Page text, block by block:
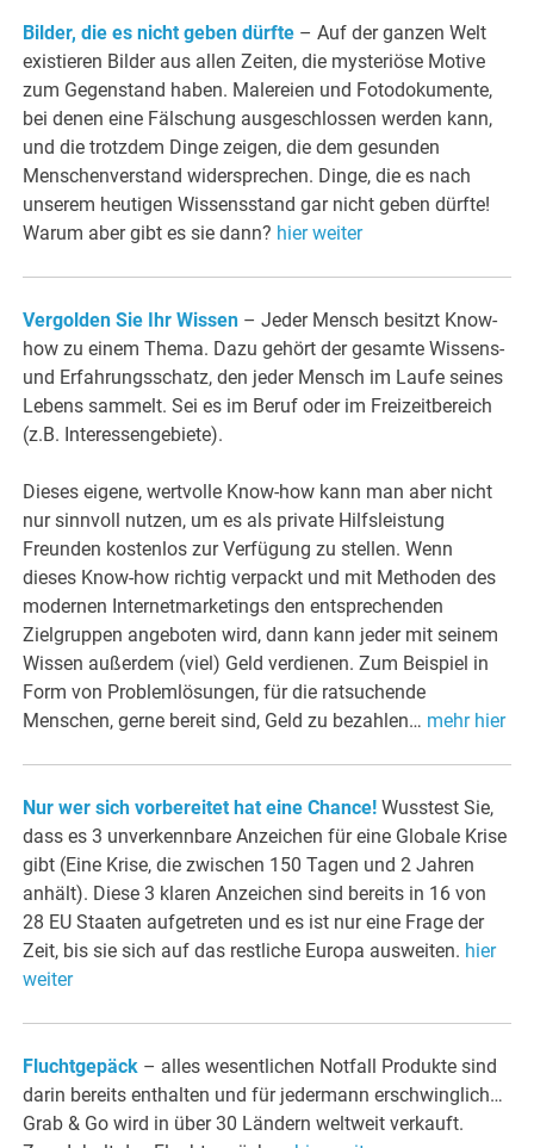
Bilder, die es nicht geben dürfte – Auf der ganzen Welt
existieren Bilder aus allen Zeiten, die mysteriöse­ Motive
zum Gegenstand haben. Malereien und Fotodokumente,
bei denen eine Fälschung ausgeschlossen werden kann,
und die trotzdem Dinge zeigen, die dem gesunden
Menschenverstand widersprechen. Dinge, die es nach
unserem heutigen Wissensstand gar nicht geben dürfte!
Warum aber gibt es sie dann? hier weiter
Vergolden Sie Ihr Wissen – Jeder Mensch besitzt Know-
how zu einem Thema. Dazu gehört der gesamte Wissens-
und Erfahrungsschatz, den jeder Mensch im Laufe seines
Lebens sammelt. Sei es im Beruf oder im Freizeitbereich
(z.B. Interessengebiete).
Dieses eigene, wertvolle Know-how kann man aber nicht
nur sinnvoll nutzen, um es als private Hilfsleistung
Freunden kostenlos zur Verfügung zu stellen. Wenn
dieses Know-how richtig verpackt und mit Methoden des
modernen Internetmarketings den entsprechenden
Zielgruppen angeboten wird, dann kann jeder mit seinem
Wissen außerdem (viel) Geld verdienen. Zum Beispiel in
Form von Problemlösungen, für die ratsuchende
Menschen, gerne bereit sind, Geld zu bezahlen… mehr hier
Nur wer sich vorbereitet hat eine Chance! Wusstest Sie,
dass es 3 unverkennbare Anzeichen für eine Globale Krise
gibt (Eine Krise, die zwischen 150 Tagen und 2 Jahren
anhält). Diese 3 klaren Anzeichen sind bereits in 16 von
28 EU Staaten aufgetreten und es ist nur eine Frage der
Zeit, bis sie sich auf das restliche Europa ausweiten. hier
weiter
Fluchtgepäck – alles wesentlichen Notfall Produkte sind
darin bereits enthalten und für jedermann erschwinglich…
Grab & Go wird in über 30 Ländern weltweit verkauft.